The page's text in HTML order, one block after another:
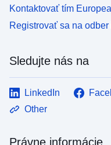
Kontaktovať tím
Registrovať sa na
Sledujte nás na
LinkedIn
Other
Právne informácie